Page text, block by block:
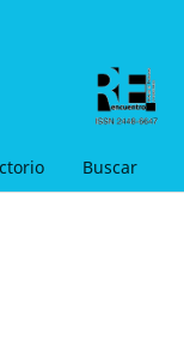
Buscar